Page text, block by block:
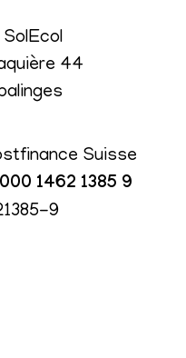
44
Suisse
1462 1385 9
9